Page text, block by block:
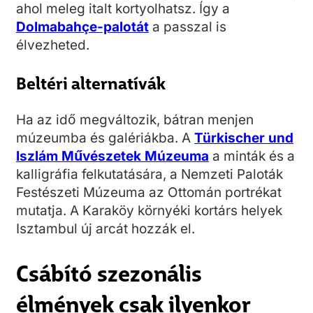
ahol meleg italt kortyolhatsz. Így a
Dolmabahçe-palotát a passzal is
élvezheted.
Beltéri alternatívák
Ha az idő megváltozik, bátran menjen
múzeumba és galériákba. A Türkischer und
Iszlám Művészetek Múzeuma a minták és a
kalligráfia felkutatására, a Nemzeti Paloták
Festészeti Múzeuma az Ottomán portrékat
mutatja. A Karaköy környéki kortárs helyek
Isztambul új arcát hozzák el.
Csábító szezonális
élmények csak ilyenkor